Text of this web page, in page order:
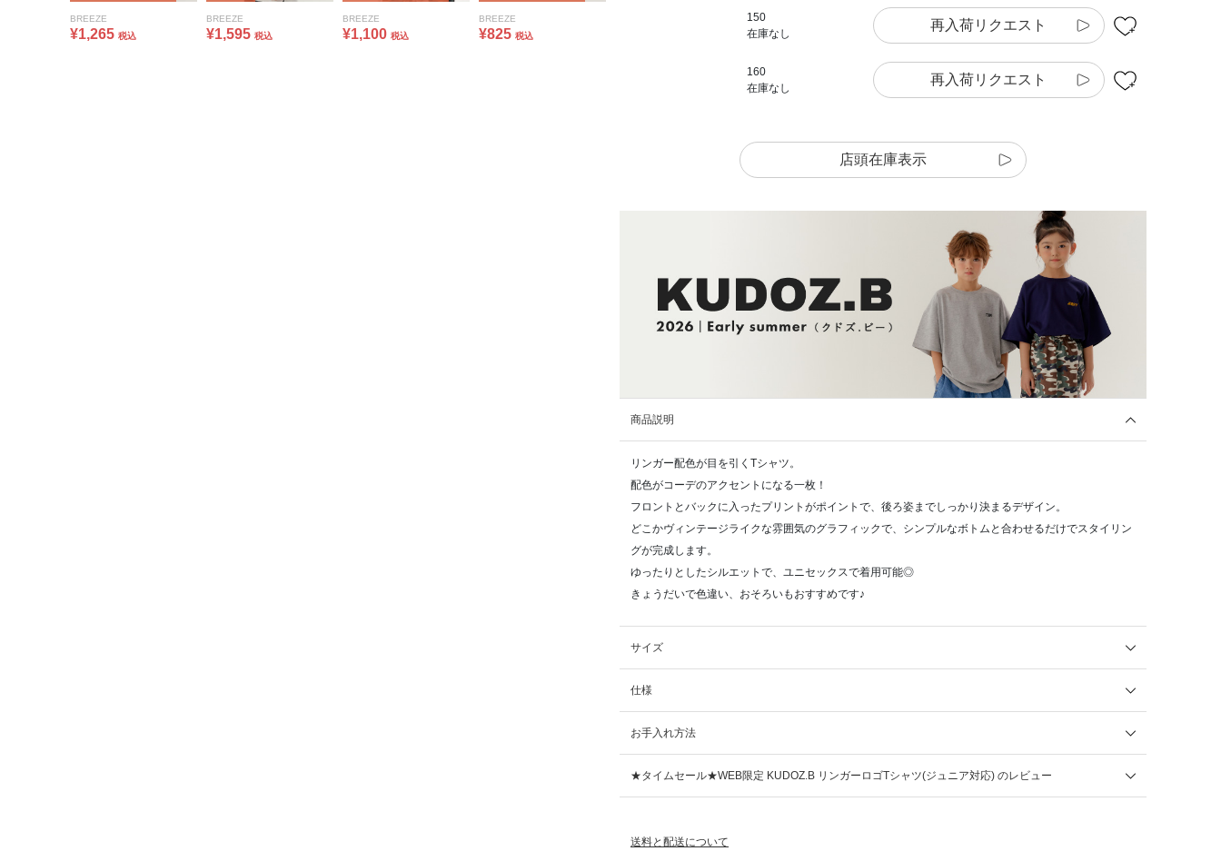
BREEZE
¥1,265 税込
BREEZE
¥1,595 税込
BREEZE
¥1,100 税込
BREEZE
¥825 税込
150
在庫なし
再入荷リクエスト
160
在庫なし
再入荷リクエスト
店頭在庫表示
商品説明
リンガー配色が目を引くTシャツ。
配色がコーデのアクセントになる一枚！
フロントとバックに入ったプリントがポイントで、後ろ姿までしっかり決まるデザイン。
どこかヴィンテージライクな雰囲気のグラフィックで、シンプルなボトムと合わせるだけでスタイリン
グが完成します。
ゆったりとしたシルエットで、ユニセックスで着用可能◎
きょうだいで色違い、おそろいもおすすめです♪
サイズ
仕様
お手入れ方法
★タイムセール★WEB限定 KUDOZ.B リンガーロゴTシャツ(ジュニア対応) のレビュー
送料と配送について